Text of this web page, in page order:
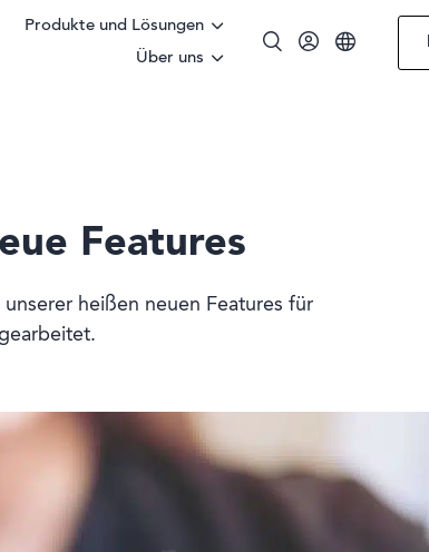
Produkte und Lösungen
Über uns
Features
heißen neuen Features für